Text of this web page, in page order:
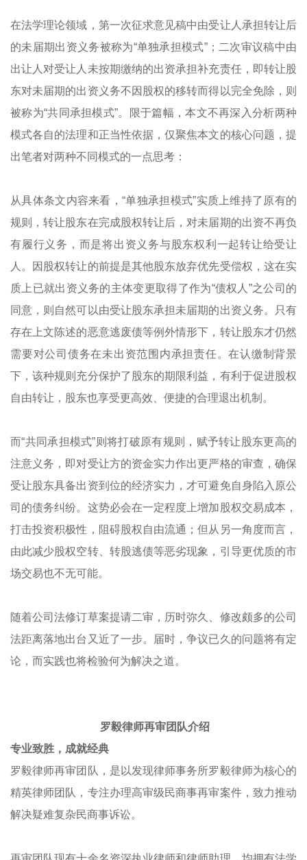
在法学理论领域，第一次征求意见稿中由受让人承担转让后
的未届期出资义务被称为“单独承担模式”；二次审议稿中由
出让人对受让人未按期缴纳的出资承担补充责任，即转让股
东对未届期的出资义务不因股权的移转而得以完全免除，则
被称为“共同承担模式”。限于篇幅，本文不再深入分析两种
模式各自的法理和正当性依据，仅聚焦本文的核心问题，提
出笔者对两种不同模式的一点思考：
从具体条文内容来看，“单独承担模式”实质上维持了原有的
规则，转让股东在完成股权转让后，对未届期的出资不再负
有履行义务，而是将出资义务与股东权利一起转让给受让
人。因股权转让的前提是其他股东放弃优先受偿权，这在实
质上已就出资义务的主体变更取得了作为“债权人”之公司的
同意，则自然可以由受让股东承担未届期的出资义务。只有
存在上文陈述的恶意逃废债等例外情形下，转让股东才仍然
需要对公司债务在未出资范围内承担责任。在认缴制背景
下，该种规则充分保护了股东的期限利益，有利于促进股权
自由转让，股东也享受更高效、便捷的合理退出机制。
而“共同承担模式”则将打破原有规则，赋予转让股东更高的
注意义务，即对受让方的资金实力作出更严格的审查，确保
受让股东具备出资到位的经济实力，才可避免自身陷入原公
司的债务纠纷。这势必会在一定程度上增加股权交易成本，
打击投资积极性，阻碍股权自由流通；但从另一角度而言，
由此减少股权空转、转股逃债等恶劣现象，引导更优质的市
场交易也不无可能。
随着公司法修订草案提请二审，历时弥久、修改颇多的公司
法距离落地出台又近了一步。届时，争议已久的问题将有定
论，而实践也将检验何为解决之道。
罗毅律师再审团队介绍
专业致胜，成就经典
罗毅律师再审团队，是以发现律师事务所罗毅律师为核心的
精英律师团队，专注办理高审级民商事再审案件，致力推动
解决疑难复杂民商事诉讼。